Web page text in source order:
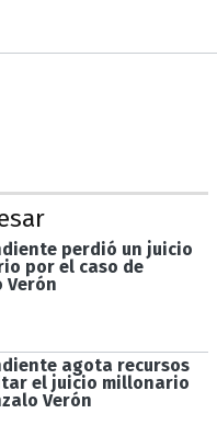
perdió un juicio
por el caso de
Verón
agota recursos
el juicio millonario
Verón